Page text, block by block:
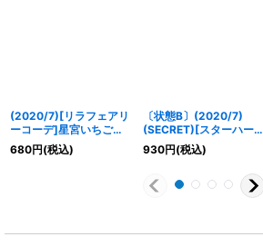
(2020/7)[リラフェアリ
ーコーデ]星宮いちご
【XX】{CB14-XX01}
《黄》
680円(税込)
〔状態B〕(2020/7)
(SECRET)[スターハーモ
ニー学園制服]湊みお
【C-SEC】{CB14-043}
930円(税込)